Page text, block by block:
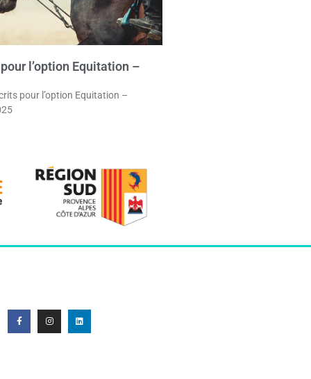
l’option Equitation –
pour l’option Equitation –